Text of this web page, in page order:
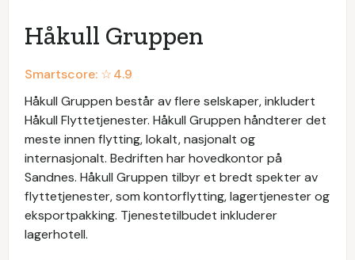
Håkull Gruppen
Smartscore: ☆4.9
Håkull Gruppen består av flere selskaper, inkludert
Håkull Flyttetjenester. Håkull Gruppen håndterer det
meste innen flytting, lokalt, nasjonalt og
internasjonalt. Bedriften har hovedkontor på
Sandnes. Håkull Gruppen tilbyr et bredt spekter av
flyttetjenester, som kontorflytting, lagertjenester og
eksportpakking. Tjenestetilbudet inkluderer
lagerhotell.